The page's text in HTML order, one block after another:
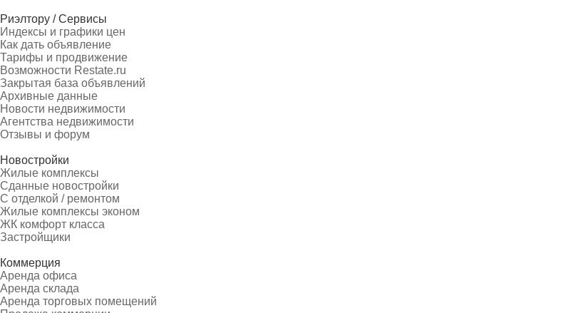
Риэлтору / Сервисы
Индексы и графики цен
Как дать объявление
Тарифы и продвижение
Возможности Restate.ru
Закрытая база объявлений
Архивные данные
Новости недвижимости
Агентства недвижимости
Отзывы и форум
Новостройки
Жилые комплексы
Сданные новостройки
С отделкой / ремонтом
Жилые комплексы эконом
ЖК комфорт класса
Застройщики
Коммерция
Аренда офиса
Аренда склада
Аренда торговых помещений